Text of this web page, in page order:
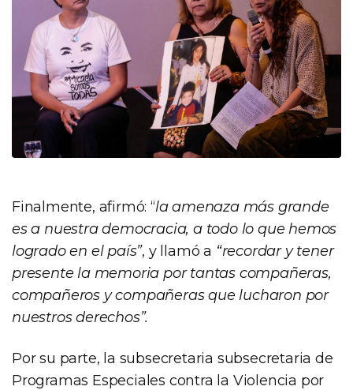
Finalmente, afirmó: “la amenaza más grande
es a nuestra democracia, a todo lo que hemos
logrado en el país”, y llamó a “recordar y tener
presente la memoria por tantas compañeras,
compañeros y compañeras que lucharon por
nuestros derechos”.
Por su parte, la subsecretaria subsecretaria de
Programas Especiales contra la Violencia por